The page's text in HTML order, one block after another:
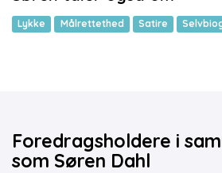
Lykke Målrettethed Satire
Foredragsholdere i
som Søren Dahl